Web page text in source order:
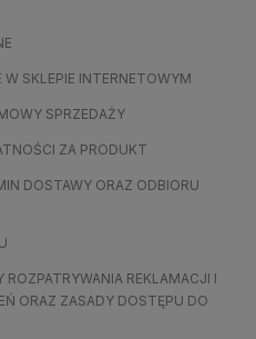
SKLEPIE INTERNETOWYM
SPRZEDAŻY
ZA PRODUKT
DOSTAWY ORAZ ODBIORU
REKLAMACJI I
ORAZ ZASADY DOSTĘPU DO